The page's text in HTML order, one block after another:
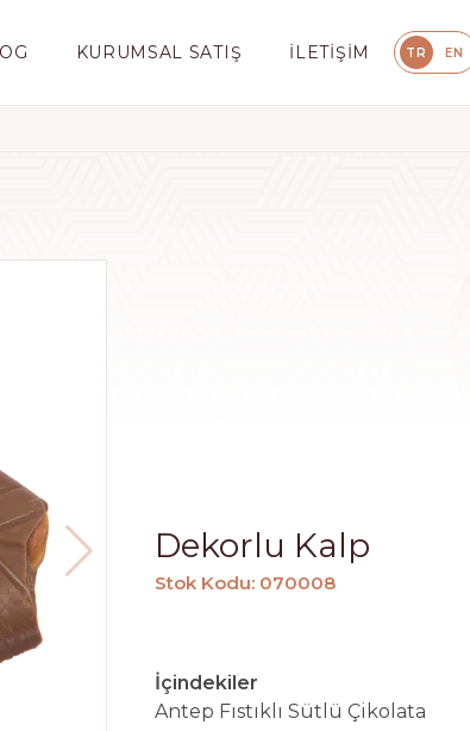
KURUMSAL SATIŞ İLETIŞIM TR EN
Dekorlu Kalp
Stok Kodu: 070008
İçindekiler
Antep Fıstıklı Sütlü Çikolata